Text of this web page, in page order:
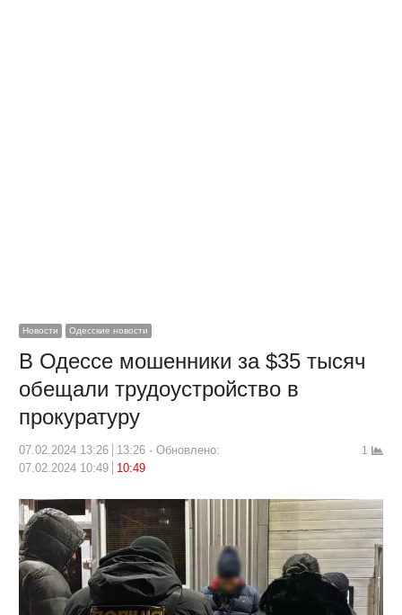
Новости Одесские новости
В Одессе мошенники за $35 тысяч
обещали трудоустройство в
прокуратуру
07.02.2024 13:26 13:26
Обновлено:
07.02.2024 10:49
10:49
1